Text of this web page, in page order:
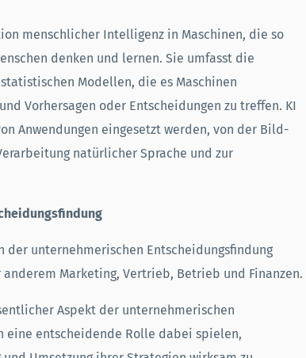
menschlicher Intelligenz in Maschinen, die so
denken und lernen. Sie umfasst die
Modellen, die es Maschinen
Vorhersagen oder Entscheidungen zu treffen. KI
Anwendungen eingesetzt werden, von der Bild-
natürlicher Sprache und zur
der unternehmerischen Entscheidungsfindung
Marketing, Vertrieb, Betrieb und Finanzen.
Aspekt der unternehmerischen
eine entscheidende Rolle dabei spielen,